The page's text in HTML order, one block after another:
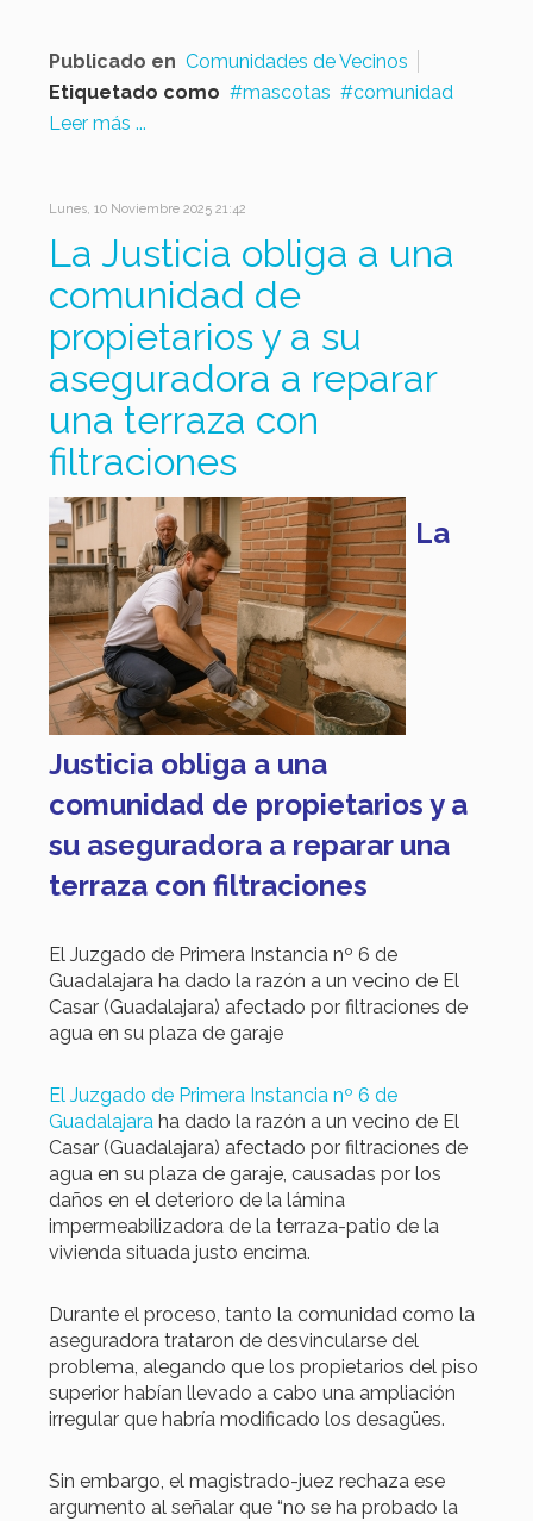
Publicado en Comunidades de Vecinos
Etiquetado como
mascotas
comunidad
Leer más ...
Lunes, 10 Noviembre 2025 21:42
La Justicia obliga a una
comunidad de
propietarios y a su
aseguradora a reparar
una terraza con
filtraciones
La
Justicia obliga a una
comunidad de propietarios y a
su aseguradora a reparar una
terraza con filtraciones
El Juzgado de Primera Instancia nº 6 de
Guadalajara ha dado la razón a un vecino de El
Casar (Guadalajara) afectado por filtraciones de
agua en su plaza de garaje
El Juzgado de Primera Instancia nº 6 de
Guadalajaraha dado la razón a un vecino de El
Casar (Guadalajara) afectado por filtraciones de
agua en su plaza de garaje, causadas por los
daños en el deterioro de la lámina
impermeabilizadora de la terraza-patio de la
vivienda situada justo encima.
Durante el proceso, tanto la comunidad como la
aseguradora trataron de desvincularse del
problema, alegando que los propietarios del piso
superior habían llevado a cabo una ampliación
irregular que habría modificado los desagües.
Sin embargo, el magistrado-juez rechaza ese
argumento al señalar que “no se ha probado la